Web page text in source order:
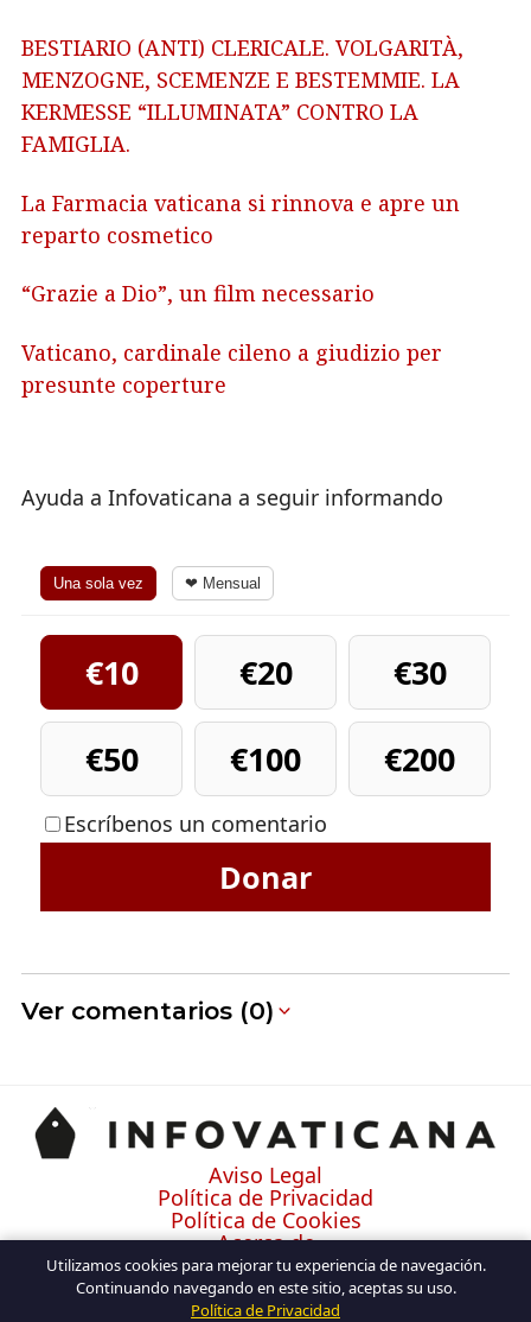
BESTIARIO (ANTI) CLERICALE. VOLGARITÀ,
MENZOGNE, SCEMENZE E BESTEMMIE. LA
KERMESSE “ILLUMINATA” CONTRO LA
FAMIGLIA.
La Farmacia vaticana si rinnova e apre un
reparto cosmetico
“Grazie a Dio”, un film necessario
Vaticano, cardinale cileno a giudizio per
presunte coperture
Ayuda a Infovaticana a seguir informando
Una sola vez ❤ Mensual
€10 €20
€30
€50
€100 €200
Escríbenos un comentario
Donar
Ver comentarios (0)
Aviso Legal
Política de Privacidad
Política de Cookies
Acerca de
Contacto
Utilizamos cookies para mejorar tu experiencia de navegación.
Continuando navegando en este sitio, aceptas su uso.
Política de Privacidad